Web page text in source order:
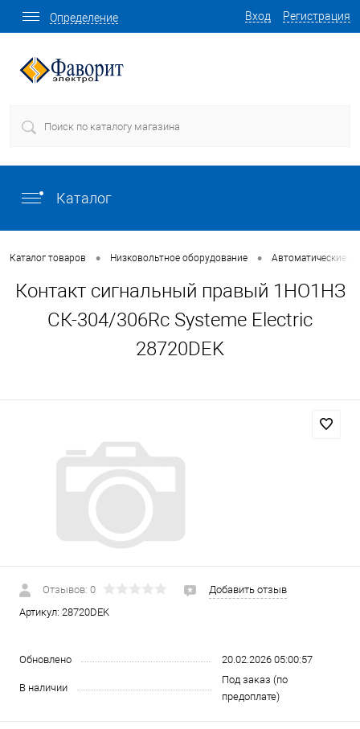
Вход Регистрация
Определение
Каталог
Каталог товаров • Низковольтное оборудование • Автоматические
Контакт сигнальный правый 1НО1НЗ
СК-304/306Rc Systeme Electric
28720DEK
Отзывов: 0
Добавить отзыв
Артикул: 28720DEK
Обновлено 20.02.2026 05:00:57
В наличии
Под заказ (по
предоплате)